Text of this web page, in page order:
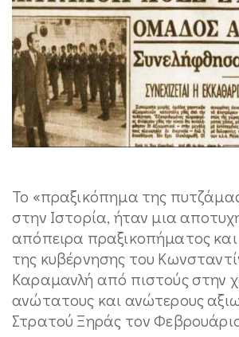
Το «πραξικόπημα της
στην Ιστορία, ήταν μια
απόπειρα πραξικοπήματος
της κυβέρνησης του
Καραμανλή από πιστούς στην
ανώτατους και ανώτερους
Στρατού Ξηράς τον